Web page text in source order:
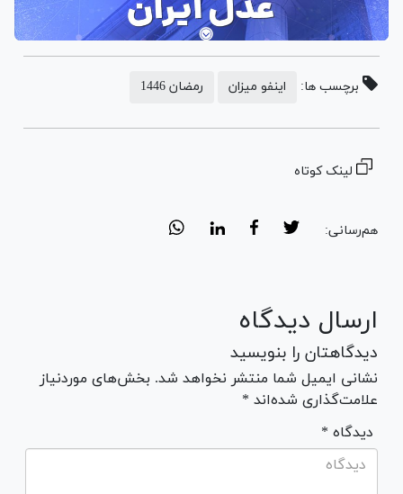
برچسب ها: اینفو میزان رمضان 1446
لینک کوتاه
هم‌رسانی:
ارسال دیدگاه
دیدگاهتان را بنویسید
نشانی ایمیل شما منتشر نخواهد شد. بخش‌های موردنیاز
علامت‌گذاری شده‌اند *
* دیدگاه